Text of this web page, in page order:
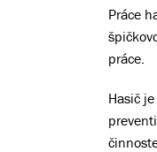
Práce
práce.
Hasič